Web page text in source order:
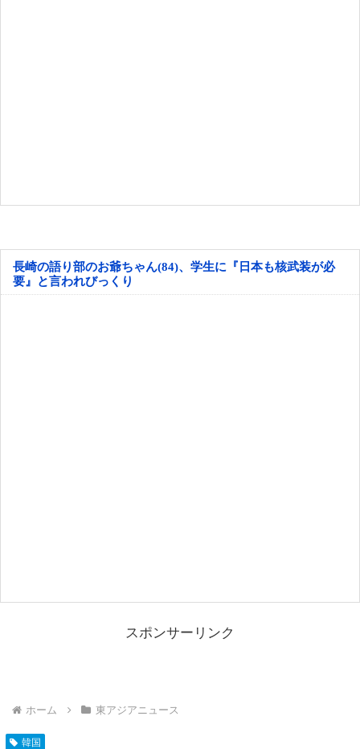
長崎の語り部のお爺ちゃん(84)、学生に『日本も核武装が必
要』と言われびっくり
スポンサーリンク
ホーム 東アジアニュース
韓国